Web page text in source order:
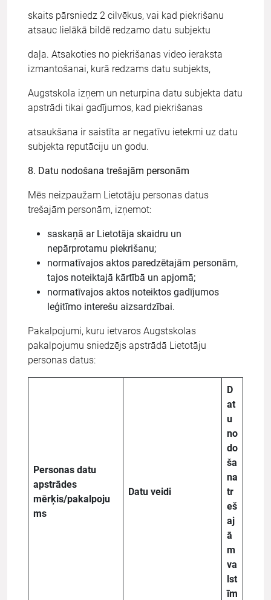
skaits pārsniedz 2 cilvēkus, vai kad piekrišanu
atsauc lielākā bildē redzamo datu subjektu
daļa. Atsakoties no piekrišanas video ieraksta
izmantošanai, kurā redzams datu subjekts,
Augstskola izņem un neturpina datu subjekta datu
apstrādi tikai gadījumos, kad piekrišanas
atsaukšana ir saistīta ar negatīvu ietekmi uz datu
subjekta reputāciju un godu.
8. Datu nodošana trešajām personām
Mēs neizpaužam Lietotāju personas datus
trešajām personām, izņemot:
saskaņā ar Lietotāja skaidru un
nepārprotamu piekrišanu;
normatīvajos aktos paredzētajām personām,
tajos noteiktajā kārtībā un apjomā;
normatīvajos aktos noteiktos gadījumos
leģitīmo interešu aizsardzībai.
Pakalpojumi, kuru ietvaros Augstskolas
pakalpojumu sniedzējs apstrādā Lietotāju
personas datus:
Personas datu
apstrādes
mērķis/pakalpoju
ms
Datu veidi
D
at
u
no
do
ša
na
tr
eš
aj
ā
m
va
lst
īm